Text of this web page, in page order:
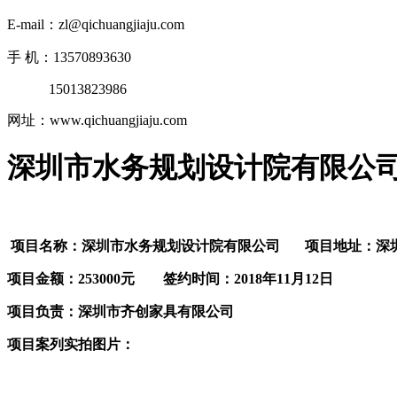
E-mail：zl@qichuangjiaju.com
手 机：13570893630
15013823986
网址：www.qichuangjiaju.com
深圳市水务规划设计院有限公司
项目名称：深圳市水务规划设计院有限公司 项目地址：深
项目金额：253000元 签约时间：2018年11月12日
项目负责：深圳市齐创家具有限公司
项目案列实拍图片：